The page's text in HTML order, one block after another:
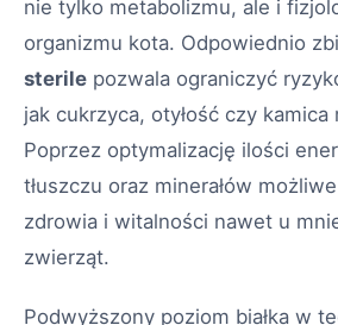
nie tylko metabolizmu, ale i
organizmu kota. Odpowiednio
sterile pozwala ograniczyć
jak cukrzyca, otyłość czy kamica
Poprzez optymalizację ilości
tłuszczu oraz minerałów
zdrowia i witalności nawet u
zwierząt.
Podwyższony poziom białka w